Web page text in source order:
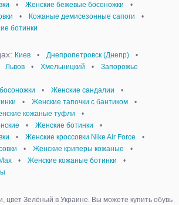
• Женские бежевые босоножки
•
• Кожаные демисезонные сапоги
•
ботинки
Киев • Днепропетровск (Днепр)
•
Львов • Хмельницкий • Запорожье
• Женские сандалии
•
• Женские тапочки с бантиком
•
кожаные туфли
•
• Женские ботинки
•
• Женские кроссовки Nike Air Force
•
• Женские криперы кожаные
•
• Женские кожаные ботинки
•
цвет Зелёный в Украине. Вы можете купить обувь